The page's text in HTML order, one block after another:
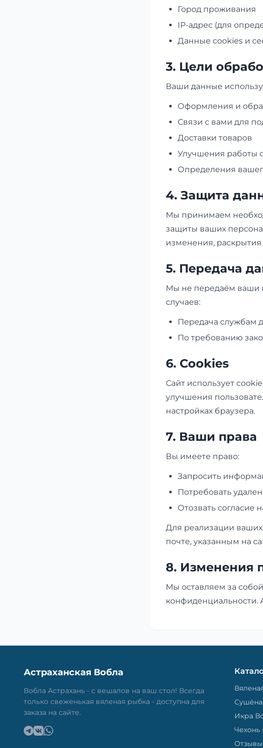
Город проживания
IP-адрес (для
Данные cookies и
3. Цели
Ваши данные
Оформления и
Связи с вами для
Доставки товаров
Улучшения работы
Определения
4. Защита
Мы принимаем
защиты ваших
изменения,
5. Передача
Мы не передаём ваши
случаев:
Передача службам
По требованию
6. Cookies
Сайт использует
улучшения
настройках браузера.
7. Ваши права
Вы имеете право:
Запросить
Потребовать
Отозвать согласие
Для реализации
почте, указанным на
8. Изменения
Мы оставляем за
конфиденциальности.
Астраханская Вобла
Вобла Астрахань - с вешалов на ваш стол! Всегда
только свеженькая вяленая рыбка - доступна для
заказа на сайте.
Икра
Чехонь
Отзывы